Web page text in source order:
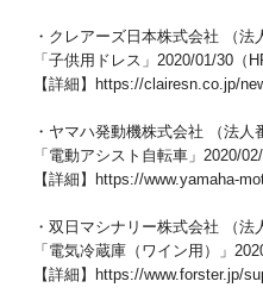
・クレアーズ日本株式会社 （法
「子供用ドレス」2020/01/30（
【詳細】https://clairesn.co.jp/
・ヤマハ発動機株式会社 （法人
「電動アシスト自転車」2020/02/
【詳細】https://www.yamaha-
・双日マシナリー株式会社 （法
「電気冷蔵庫（ワイン用）」
【詳細】https://www.forster.jp/